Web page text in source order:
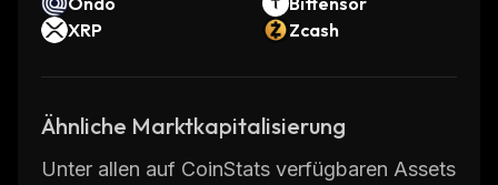
XRP
Zcash
Ähnliche Marktkapitalisierung
Unter allen auf CoinStats verfügbaren Assets